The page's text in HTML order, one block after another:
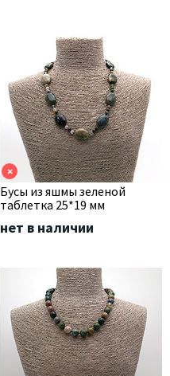
×
Бусы из яшмы зеленой
таблетка 25*19 мм
нет в наличии